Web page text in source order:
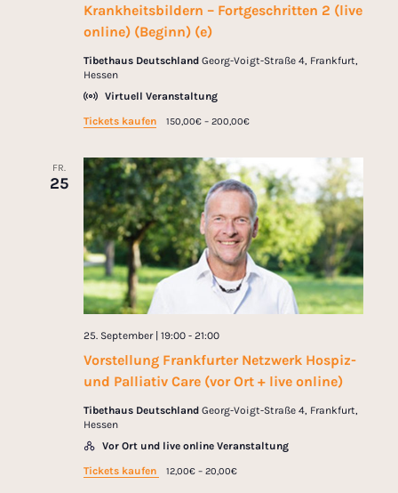
Krankheitsbildern – Fortgeschritten 2 (live
online) (Beginn) (e)
Tibethaus Deutschland Georg-Voigt-Straße 4, Frankfurt,
Hessen
Virtuell Veranstaltung
Tickets kaufen
150,00€ – 200,00€
FR.
25
Vorstellung Frankfurter Netzwerk Hospiz-
und Palliativ Care (vor Ort + live online)
25. September | 19:00- 21:00
Tibethaus Deutschland Georg-Voigt-Straße 4, Frankfurt,
Hessen
Vor Ort und live online Veranstaltung
Tickets kaufen
12,00€ – 20,00€